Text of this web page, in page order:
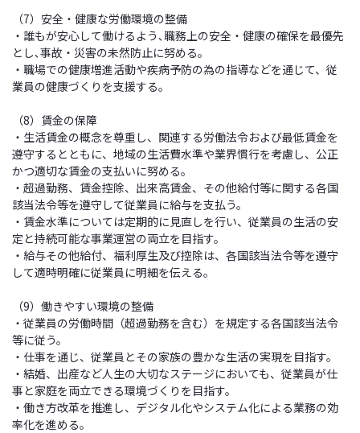
（7）安全・健康な労働環境の整備
・誰もが安心して働けるよう､職務上の安全・健康の確保を最優先
とし､事故・災害の未然防止に努める。
・職場での健康増進活動や疾病予防の為の指導などを通じて、従
業員の健康づくりを支援する。
（8）賃金の保障
・生活賃金の概念を尊重し、関連する労働法令および最低賃金を
遵守するとともに、地域の生活費水準や業界慣行を考慮し、公正
かつ適切な賃金の支払いに努める。
・超過勤務、賃金控除、出来高賃金、その他給付等に関する各国
該当法令等を遵守して従業員に給与を支払う。
・賃金水準については定期的に見直しを行い、従業員の生活の安
定と持続可能な事業運営の両立を目指す。
・給与その他給付、福利厚生及び控除は、各国該当法令等を遵守
して適時明確に従業員に明細を伝える。
（9）働きやすい環境の整備
・従業員の労働時間（超過勤務を含む）を規定する各国該当法令
等に従う。
・仕事を通じ、従業員とその家族の豊かな生活の実現を目指す。
・結婚、出産など人生の大切なステージにおいても、従業員が仕
事と家庭を両立できる環境づくりを目指す。
・働き方改革を推進し、デジタル化やシステム化による業務の効
率化を進める。